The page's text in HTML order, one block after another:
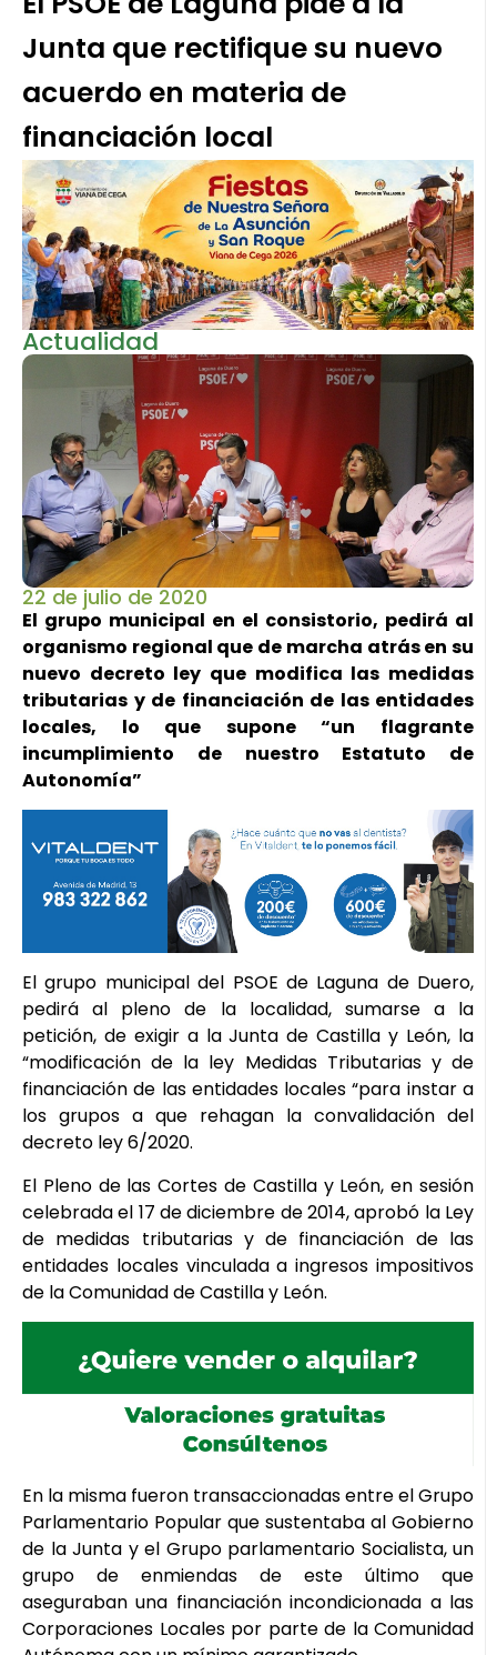
Junta que rectifique su nuevo
acuerdo en materia de
financiación local
Actualidad
22 de julio de 2020
El grupo municipal en el consistorio, pedirá al
organismo regional que de marcha atrás en su
nuevo decreto ley que modifica las medidas
tributarias y de financiación de las entidades
locales, lo que supone “un flagrante
incumplimiento de nuestro Estatuto de
Autonomía”
El grupo municipal del PSOE de Laguna de Duero,
pedirá al pleno de la localidad, sumarse a la
petición, de exigir a la Junta de Castilla y León, la
“modificación de la ley Medidas Tributarias y de
financiación de las entidades locales “para instar a
los grupos a que rehagan la convalidación del
decreto ley 6/2020.
El Pleno de las Cortes de Castilla y León, en sesión
celebrada el 17 de diciembre de 2014, aprobó la Ley
de medidas tributarias y de financiación de las
entidades locales vinculada a ingresos impositivos
de la Comunidad de Castilla y León.
En la misma fueron transaccionadas entre el Grupo
Parlamentario Popular que sustentaba al Gobierno
de la Junta y el Grupo parlamentario Socialista, un
grupo de enmiendas de este último que
aseguraban una financiación incondicionada a las
Corporaciones Locales por parte de la Comunidad